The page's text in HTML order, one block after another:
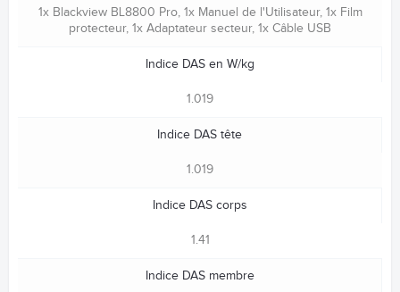
1x Blackview BL8800 Pro, 1x Manuel de l'Utilisateur, 1x Film
protecteur, 1x Adaptateur secteur, 1x Câble USB
Indice DAS en W/kg
1.019
Indice DAS tête
1.019
Indice DAS corps
1.41
Indice DAS membre